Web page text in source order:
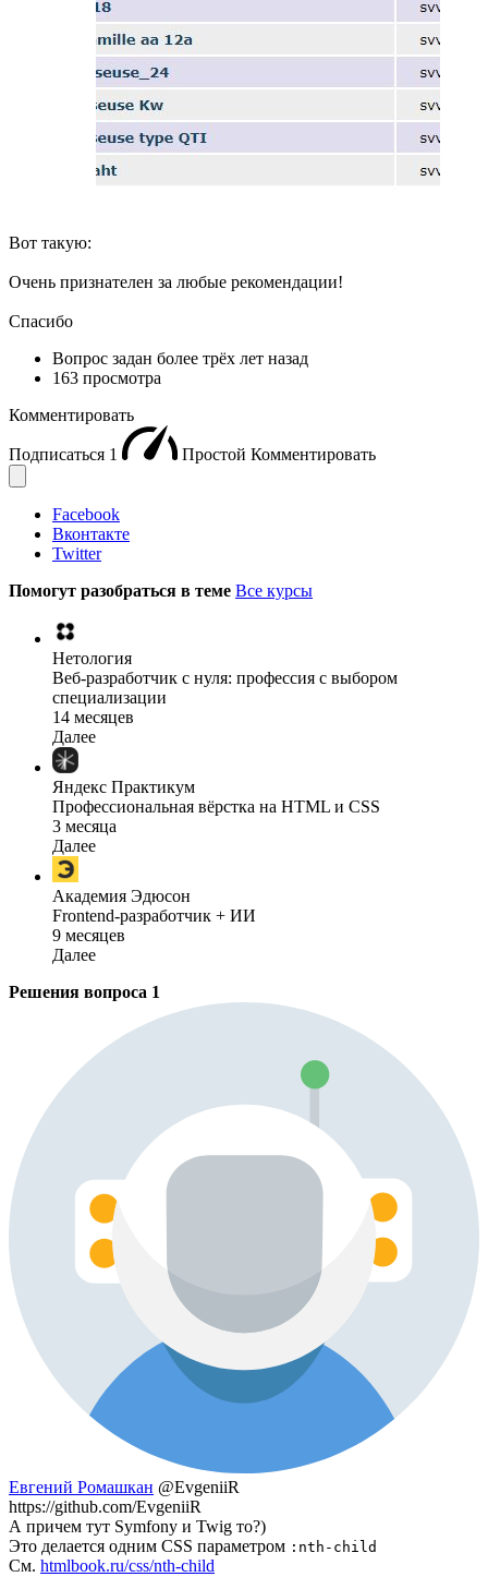
Вот такую:
Очень признателен за любые рекомендации!
Спасибо
Вопрос задан более трёх лет назад
163 просмотра
Комментировать
Подписаться 1 Простой Комментировать
Facebook
Вконтакте
Twitter
Помогут разобраться в теме Все курсы
Нетология
Веб-разработчик с нуля: профессия с выбором
специализации
14 месяцев
Далее
Яндекс Практикум
Профессиональная вёрстка на HTML и CSS
3 месяца
Далее
Академия Эдюсон
Frontend-разработчик + ИИ
9 месяцев
Далее
Решения вопроса 1
Евгений Ромашкан @EvgeniiR
https://github.com/EvgeniiR
А причем тут Symfony и Twig то?)
Это делается одним CSS параметром :nth-child
См. htmlbook.ru/css/nth-child